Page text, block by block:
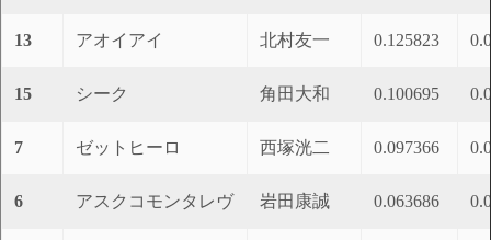
13 アオイアイ 北村友一 0.125823
15 シーク 角田大和 0.100695
7 ゼットヒーロ 西塚洸二 0.097366
6 アスクコモンタレヴ 岩田康誠 0.063686